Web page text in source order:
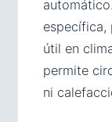
específica,
útil en
permite
ni